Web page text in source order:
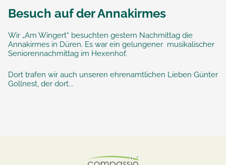
Besuch auf der Annakirmes
Wir „Am Wingert“ besuchten gestern Nachmittag die
Annakirmes in Düren. Es war ein gelungener musikalischer
Seniorennachmittag im Hexenhof.
Dort trafen wir auch unseren ehrenamtlichen Lieben Günter
Gollnest, der dort...